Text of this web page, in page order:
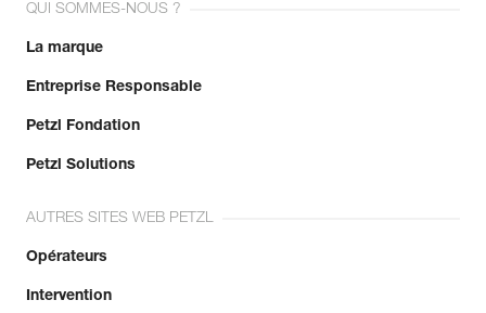
QUI SOMMES-NOUS ?
La marque
Entreprise Responsable
Petzl Fondation
Petzl Solutions
AUTRES SITES WEB PETZL
Opérateurs
Intervention